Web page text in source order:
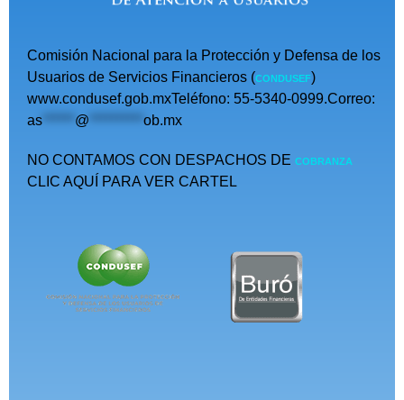
Comisión Nacional para la Protección y Defensa de los
Usuarios de Servicios Financieros (CONDUSEF)
www.condusef.gob.mxTeléfono: 55-5340-0999.Correo:
as ****** @ ********** ob.mx
NO CONTAMOS CON DESPACHOS DE COBRANZA
CLIC AQUÍ PARA VER CARTEL